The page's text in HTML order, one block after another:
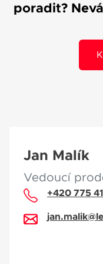
poradit?
Jan Malík
Vedoucí
+420 775